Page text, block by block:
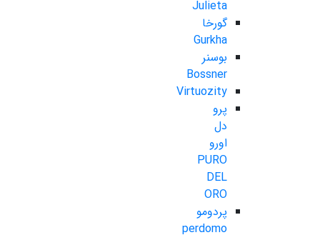
Julieta
گورخا
Gurkha
بوسنر
Bossner
Virtuozity
پرو
دل
اورو
PURO
DEL
ORO
پردومو
perdomo